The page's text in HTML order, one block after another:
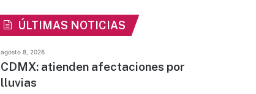
ÚLTIMAS NOTICIAS
agosto 8, 2026
CDMX: atienden afectaciones por
lluvias